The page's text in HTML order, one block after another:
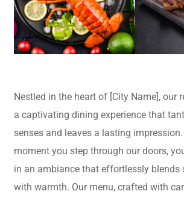
Nestled in the heart of [City Name], our
a captivating dining experience that
senses and leaves a lasting
moment you step through our doors,
in an ambiance that effortlessly blends
with warmth. Our menu, crafted with